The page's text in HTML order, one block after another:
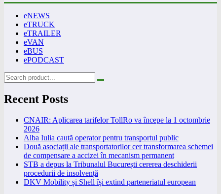
eNEWS
eTRUCK
eTRAILER
eVAN
eBUS
ePODCAST
Recent Posts
CNAIR: Aplicarea tarifelor TollRo va începe la 1 octombrie
2026
Alba Iulia caută operator pentru transportul public
Două asociații ale transportatorilor cer transformarea schemei
de compensare a accizei în mecanism permanent
STB a depus la Tribunalul București cererea deschiderii
procedurii de insolvență
DKV Mobility și Shell își extind parteneriatul european